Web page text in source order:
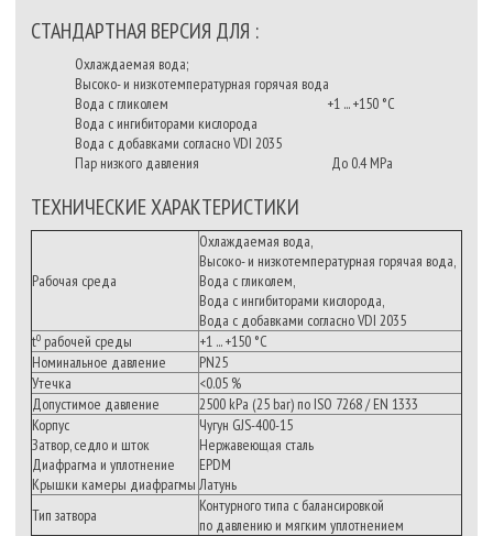
СТАНДАРТНАЯ ВЕРСИЯ ДЛЯ :
Охлаждаемая вода;
Высоко- и низкотемпературная горячая вода
Вода с гликолем +1 ... +150 °C
Вода с ингибиторами кислорода
Вода с добавками согласно VDI 2035
Пар низкого давления До 0.4 MPa
ТЕХНИЧЕСКИЕ ХАРАКТЕРИСТИКИ
Рабочая среда
Охлаждаемая вода,
Высоко- и низкотемпературная горячая вода,
Вода с гликолем,
Вода с ингибиторами кислорода,
Вода с добавками согласно VDI 2035
tо рабочей среды
+1 ... +150 °C
Номинальное давление
PN25
Утечка
<0.05 %
Допустимое давление
2500 kPa (25 bar) по ISO 7268 / EN 1333
Корпус
Затвор, седло и шток
Диафрагма и уплотнение
Крышки камеры диафрагмы
Чугун GJS-400-15
Нержавеющая сталь
EPDM
Латунь
Тип затвора
Контурного типа с балансировкой
по давлению и мягким уплотнением